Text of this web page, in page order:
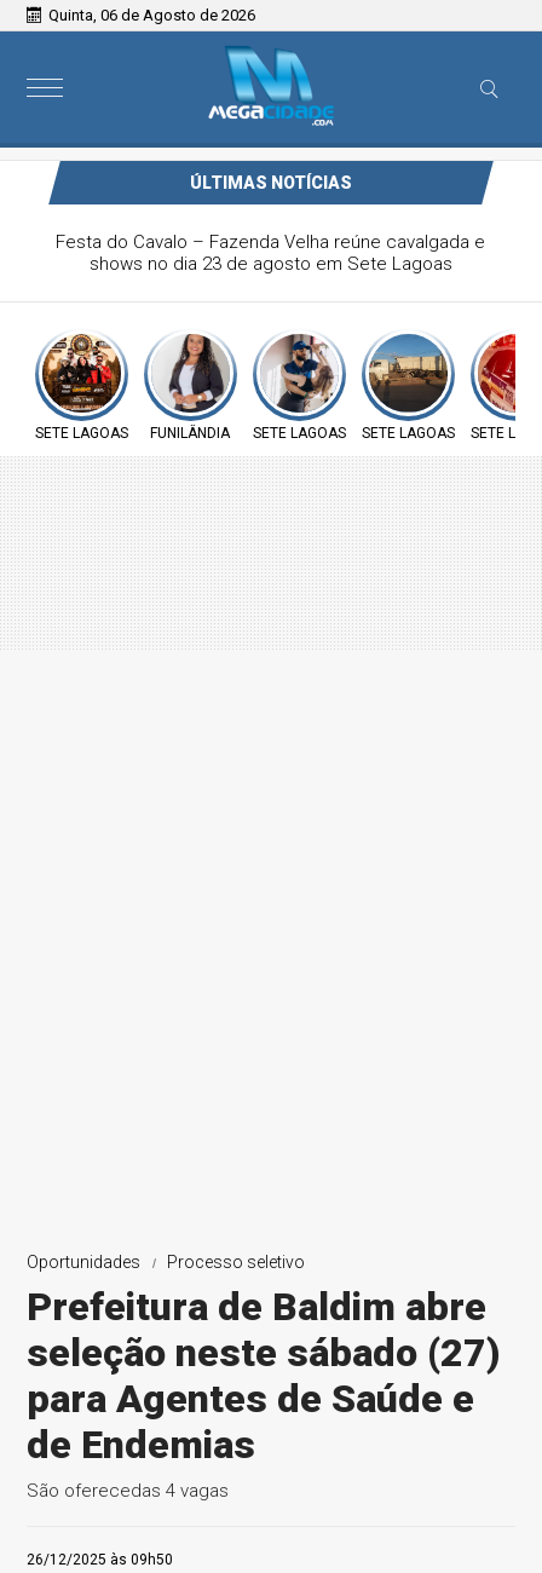
Quinta, 06 de Agosto de 2026
ÚLTIMAS NOTÍCIAS
Vereadora Carol Moura apresenta requerimento na defesa
sobre insalubridade aos servidores públicos e ao direito à
SETE LAGOAS FUNILÂNDIA SETE LAGOAS SETE LAGOAS SETE
Oportunidades Processo seletivo
Prefeitura de Baldim abre
seleção neste sábado (27)
para Agentes de Saúde e
de Endemias
São oferecedas 4 vagas
26/12/2025 às 09h50